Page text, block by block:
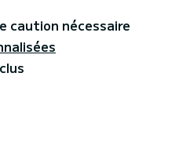
caution nécessaire